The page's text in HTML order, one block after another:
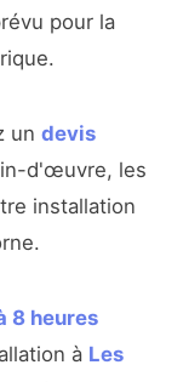
pour la
un devis
d'œuvre, les
installation
8 heures
à Les